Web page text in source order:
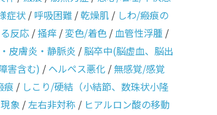
症状 / 呼吸困難 /乾燥肌 / しわ/瘢痕の
反応 /掻痒 /変色/着色 /血管性浮腫 /
皮膚炎・静脈炎 /脳卒中(脳虚血、脳出
害含む) / ヘルペス悪化 /無感覚/感覚
痕 / しこり/硬結（小結節、数珠状小隆
象 /左右非対称 / ヒアルロン酸の移動